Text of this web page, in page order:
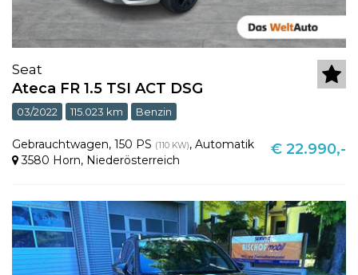
Seat
Ateca FR 1.5 TSI ACT DSG
03/2022 115.023 km Benzin
Gebrauchtwagen, 150 PS (110 KW), Automatik
3580 Horn, Niederösterreich
€ 22.990,-